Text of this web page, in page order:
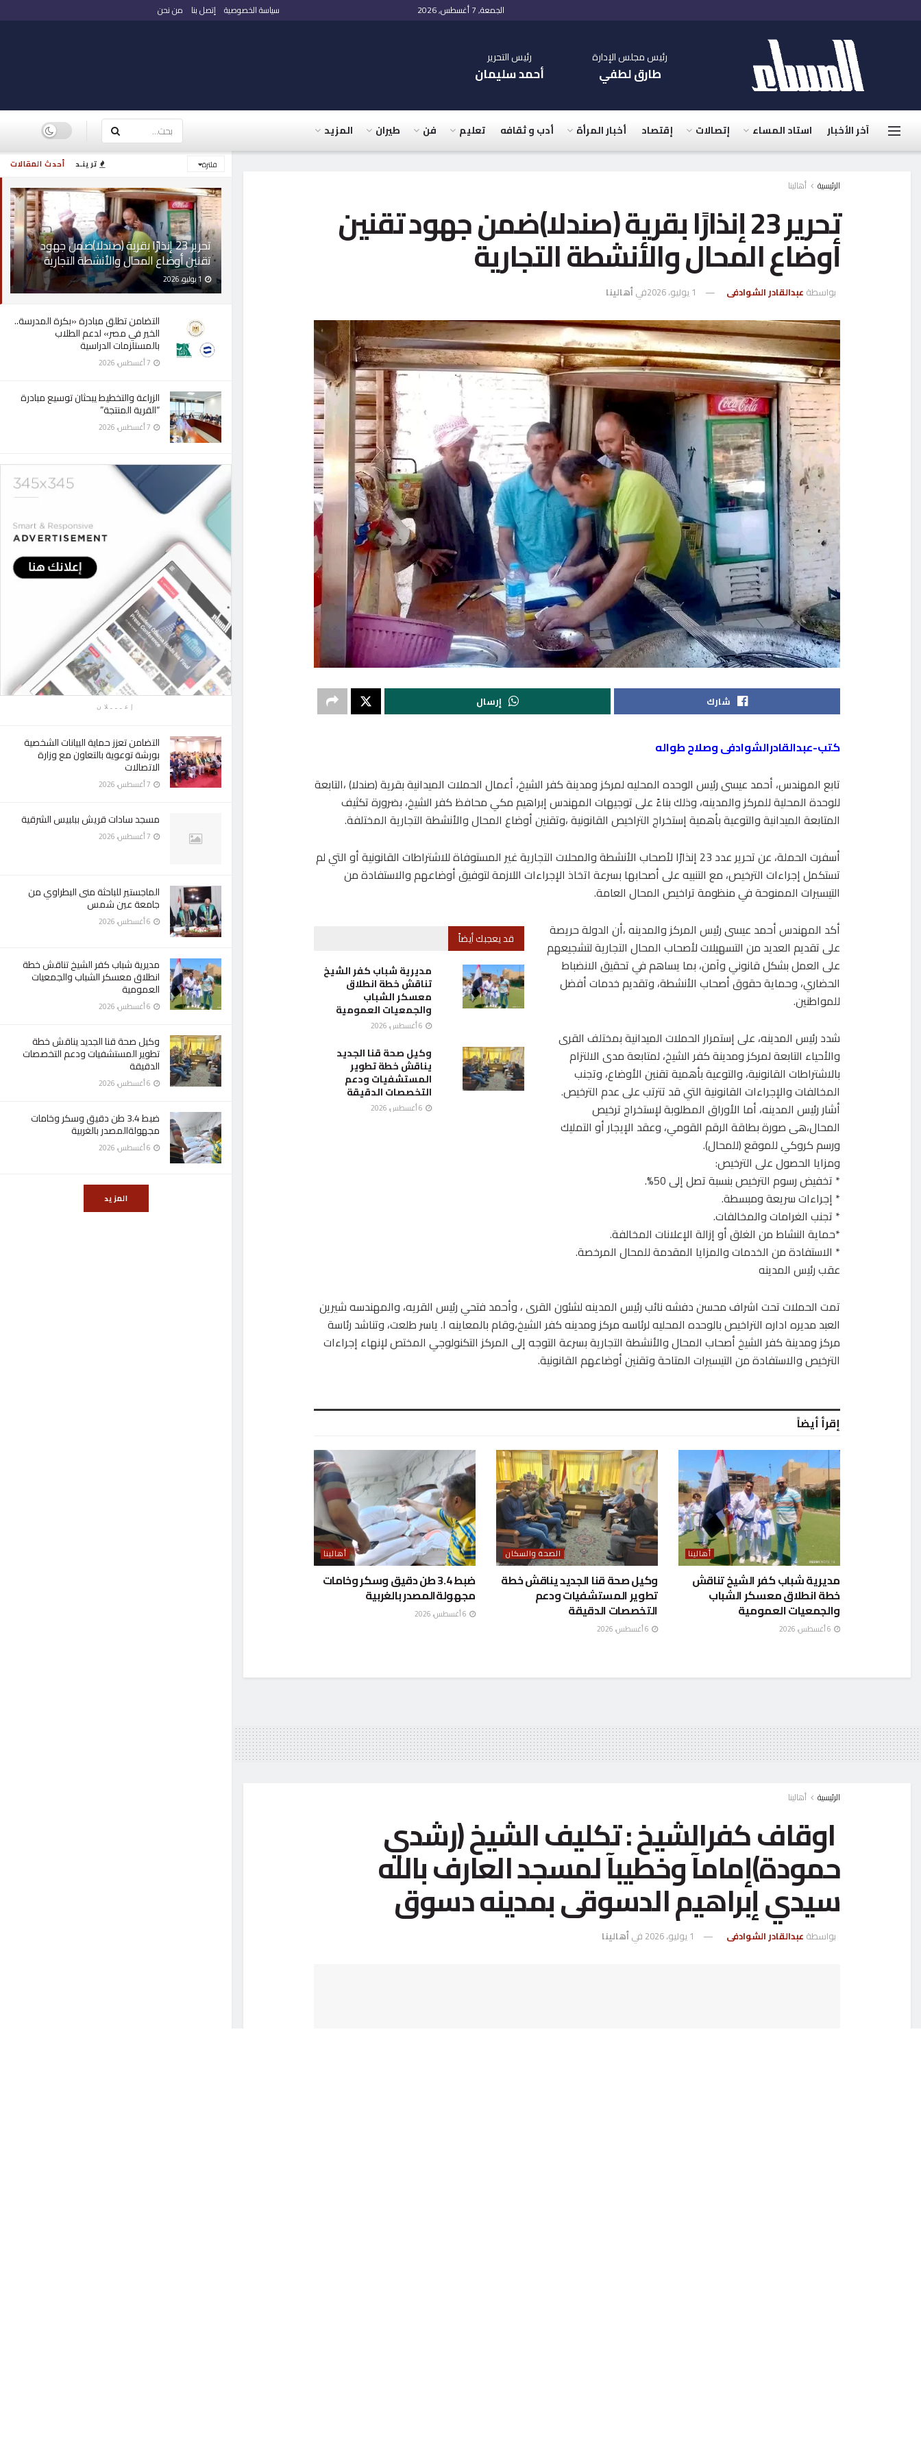
أحدث المقالات ترينـد فلترة
تحرير 23 إنذارًا بقرية (صندلا)ضمن جهود
تقنين أوضاع المحال والأنشطة التجارية
التضامن تطلق مبادرة «بكرة المدرسة..
الخير في مصر» لدعم الطلاب
بالمستلزمات الدراسية
الزراعة والتخطيط يبحثان توسيع مبادرة
“القرية المنتجة”
إعـــلان
التضامن تعزز حماية البيانات الشخصية
بورشة توعوية بالتعاون مع وزارة
الاتصالات
مسجد سادات قريش ببلبيس الشرقية
الماجستير للباحثة منى البطراوي من
جامعة عين شمس
مديرية شباب كفر الشيخ تناقش خطة
انطلاق معسكر الشباب والجمعيات
العمومية
وكيل صحة قنا الجديد يناقش خطة
تطوير المستشفيات ودعم التخصصات
الدقيقة
ضبط 3.4 طن دقيق وسكر وخامات
مجهولةالمصدر بالغربية
المزيد
الجمعة, 7 أغسطس, 2026 سياسة الخصوصية إتصل بنا من نحن
رئيس مجلس الإدارة
طارق لطفي
رئيس التحرير
أحمد سليمان
آخر الأخبار استاد المساء إتصالات إقتصاد أخبار المرأة أدب و ثقافه تعليم فن طيران المزيد
الرئيسية أهالينا
تحرير 23 إنذارًا بقرية (صندلا)ضمن جهود تقنين
أوضاع المحال والأنشطة التجارية
بواسطة عبدالقادر الشوادفى 1 يوليو، 2026 فيأهالينا
شارك إرسال
كتب-عبدالقادرالشوادفى وصلاح طواله
تابع المهندس، أحمد عيسى رئيس الوحده المحليه لمركز ومدينة كفر الشيخ، أعمال الحملات الميدانية بقرية (صندلا) ،التابعة
للوحدة المحلية للمركز والمدينه، وذلك بناءً على توجيهات المهندس إبراهيم مكي محافظ كفر الشيخ، بضرورة تكثيف
المتابعة الميدانية والتوعية بأهمية إستخراج التراخيص القانونية ،وتقنين أوضاع المحال والأنشطة التجارية المختلفة.
أسفرت الحملة، عن تحرير عدد 23 إنذارًا لأصحاب الأنشطة والمحلات التجارية غير المستوفاة للاشتراطات القانونية أو التي لم
تستكمل إجراءات الترخيص، مع التنبيه على أصحابها بسرعة اتخاذ الإجراءات اللازمة لتوفيق أوضاعهم والاستفادة من
التيسيرات الممنوحة في منظومة تراخيص المحال العامة.
قد يعجبك أيضاً
مديرية شباب كفر الشيخ
تناقش خطة انطلاق
معسكر الشباب
والجمعيات العمومية
وكيل صحة قنا الجديد
يناقش خطة تطوير
المستشفيات ودعم
التخصصات الدقيقة
أكد المهندس أحمد عيسى رئيس المركز والمدينه ،أن الدولة حريصة
على تقديم العديد من التسهيلات لأصحاب المحال التجارية لتشجيعهم
على العمل بشكل قانوني وآمن، بما يساهم في تحقيق الانضباط
الحضاري، وحماية حقوق أصحاب الأنشطة، وتقديم خدمات أفضل
للمواطنين.
شدد رئيس المدينه، على إستمرار الحملات الميدانية بمختلف القرى
والأحياء التابعة لمركز ومدينة كفر الشيخ، لمتابعة مدى الالتزام
بالاشتراطات القانونية، والتوعية بأهمية تقنين الأوضاع، وتجنب
المخالفات والإجراءات القانونية التي قد تترتب على عدم الترخيص.
أشار رئيس المدينه، أما الأوراق المطلوبة لإستخراج ترخيص
المحال،هى صورة بطاقة الرقم القومي، وعقد الإيجار أو التمليك
ورسم كروكي للموقع (للمحال).
ومزايا الحصول على الترخيص:
* تخفيض رسوم الترخيص بنسبة تصل إلى 50%.
* إجراءات سريعة ومبسطة.
* تجنب الغرامات والمخالفات.
*حماية النشاط من الغلق أو إزالة الإعلانات المخالفة.
* الاستفادة من الخدمات والمزايا المقدمة للمحال المرخصة.
عقب رئيس المدينه
تمت الحملات تحت اشراف محسن دفشه نائب رئيس المدينه لشئون القرى ، وأحمد فتحي رئيس القريه، والمهندسه شيرين
العبد مديره اداره التراخيص بالوحده المحليه لرئاسه مركز ومدينه كفر الشيخ،وقام بالمعاينه ا. ياسر طلعت، وتناشد رئاسة
مركز ومدينة كفر الشيخ أصحاب المحال والأنشطة التجارية بسرعة التوجه إلى المركز التكنولوجي المختص لإنهاء إجراءات
الترخيص والاستفادة من التيسيرات المتاحة وتقنين أوضاعهم القانونية.
إقرأ أيضاً
أهالينا
مديرية شباب كفر الشيخ تناقش
خطة انطلاق معسكر الشباب
والجمعيات العمومية
الصحة والسكان
وكيل صحة قنا الجديد يناقش خطة
تطوير المستشفيات ودعم
التخصصات الدقيقة
أهالينا
ضبط 3.4 طن دقيق وسكر وخامات
مجهولةالمصدر بالغربية
الرئيسية أهالينا
اوقاف كفرالشيخ : تكليف الشيخ (رشدي
حمودة)إمامآ وخطيبآ لمسجد العارف بالله
سيدي إبراهيم الدسوقى بمدينه دسوق
بواسطة عبدالقادر الشوادفى 1 يوليو، 2026 فيأهالينا